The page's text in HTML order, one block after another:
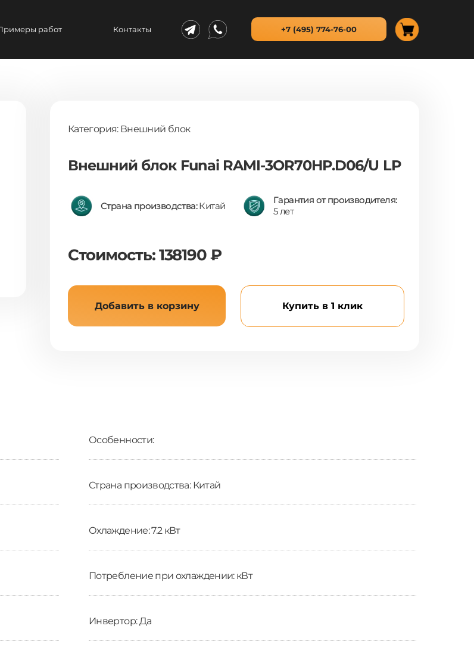
работ Контакты +7 (495) 774-76-00
Категория: Внешний блок
Внешний блок Funai RAMI-3OR70HP.D06/U LP
Страна производства:Китай
Гарантия от производителя:
5 лет
Стоимость: 138190 ₽
Добавить в корзину Купить в 1 клик
Особенности:
Страна производства: Китай
Охлаждение: 7.2 кВт
Потребление при охлаждении: кВт
Инвертор: Да